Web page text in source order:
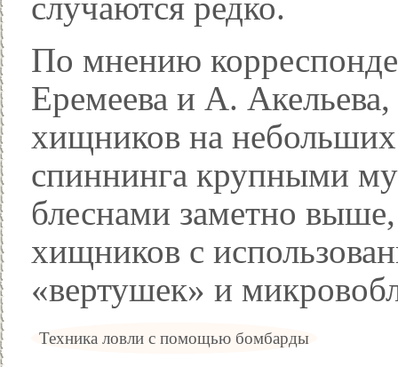
По мнению
Еремеева и А. Акельева,
хищников на небольших
спиннинга крупными
блеснами заметно
хищников с
«вертушек» и
Техника ловли с помощью бомбарды